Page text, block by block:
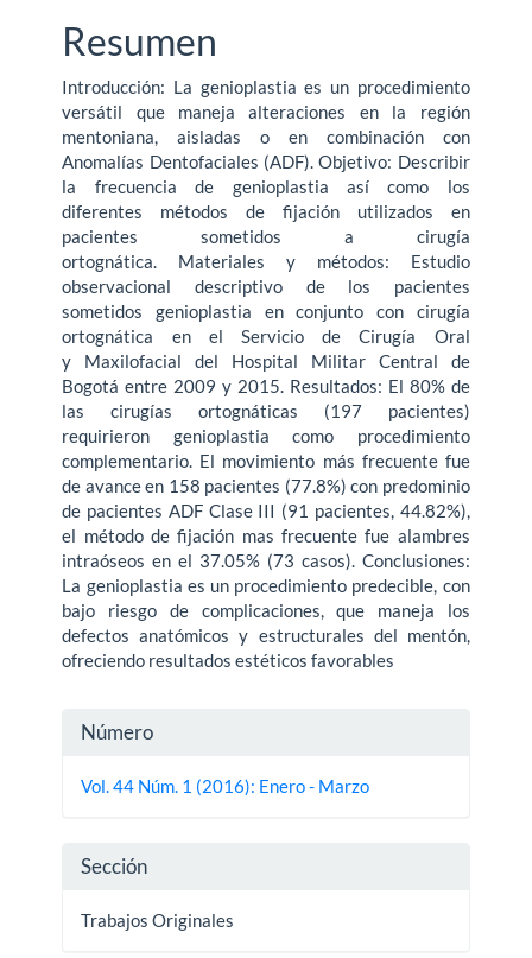
Resumen
Introducción: La genioplastia es un procedimiento
versátil que maneja alteraciones en la región
mentoniana, aisladas o en combinación con
Anomalías Dentofaciales (ADF). Objetivo: Describir
la frecuencia de genioplastia así como los
diferentes métodos de fijación utilizados en
pacientes sometidos a cirugía
ortognática. Materiales y métodos: Estudio
observacional descriptivo de los pacientes
sometidos genioplastia en conjunto con cirugía
ortognática en el Servicio de Cirugía Oral
y Maxilofacial del Hospital Militar Central de
Bogotá entre 2009 y 2015. Resultados: El 80% de
las cirugías ortognáticas (197 pacientes)
requirieron genioplastia como procedimiento
complementario. El movimiento más frecuente fue
de avance en 158 pacientes (77.8%) con predominio
de pacientes ADF Clase III (91 pacientes, 44.82%),
el método de fijación mas frecuente fue alambres
intraóseos en el 37.05% (73 casos). Conclusiones:
La genioplastia es un procedimiento predecible, con
bajo riesgo de complicaciones, que maneja los
defectos anatómicos y estructurales del mentón,
ofreciendo resultados estéticos favorables
Detalles
del
Número
Vol. 44 Núm. 1 (2016): Enero - Marzo
Sección
Trabajos Originales